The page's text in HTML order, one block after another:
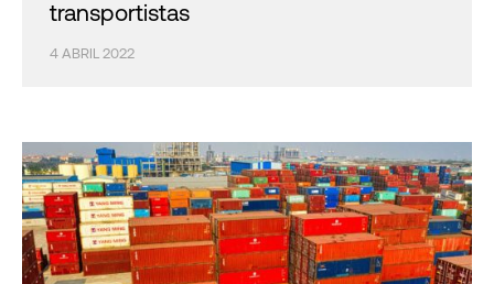
transportistas
4 ABRIL 2022